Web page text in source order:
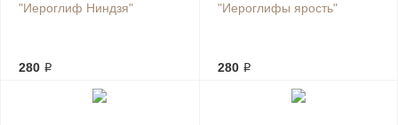
"Иероглиф Ниндзя"
280 ₽
"Иероглифы ярость"
280 ₽